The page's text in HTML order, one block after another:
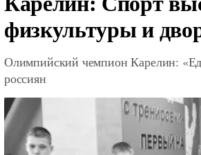
физкультуры и
Олимпийский чемпион Карелин:
россиян